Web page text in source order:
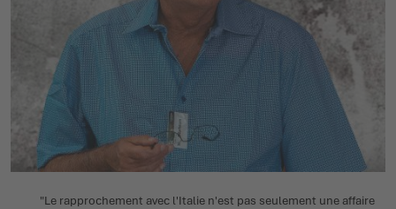
"Le rapprochement avec l'Italie n'est pas seulement une affaire